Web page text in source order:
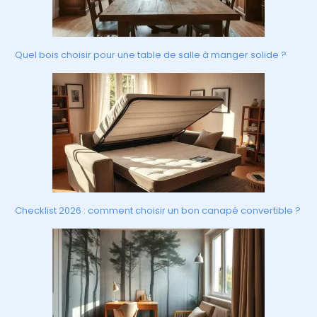
Quel bois choisir pour une table de salle à manger solide ?
Checklist 2026 : comment choisir un bon canapé convertible ?